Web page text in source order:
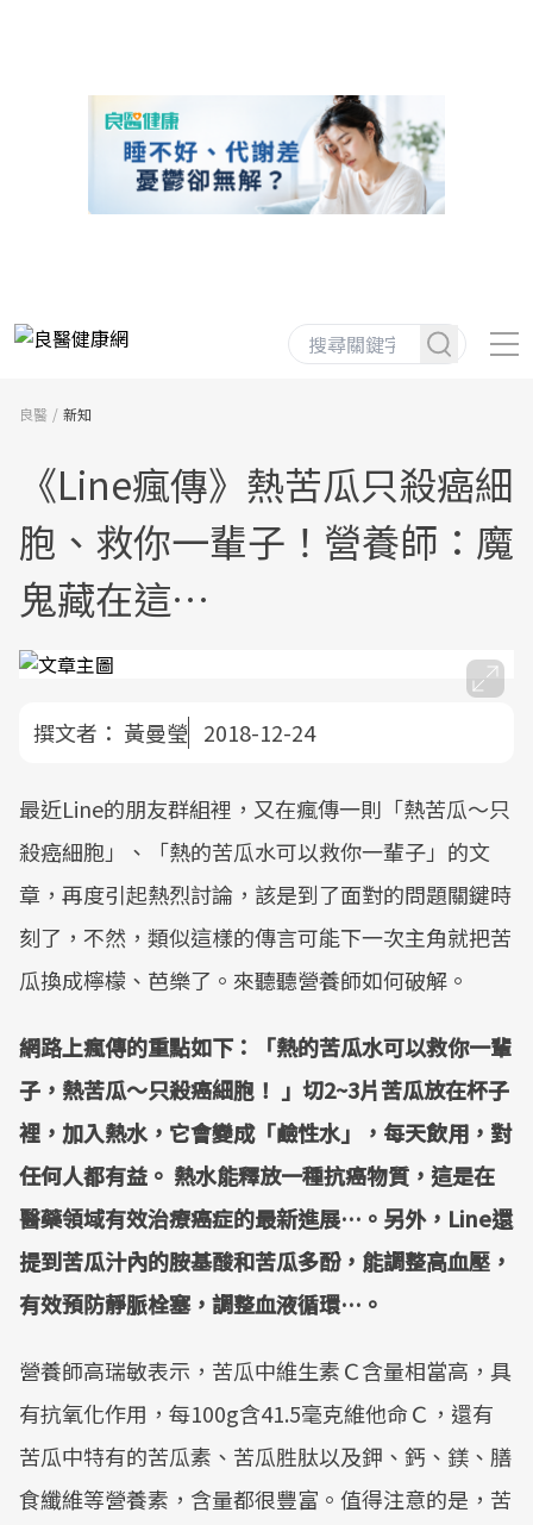
良醫 新知
《Line瘋傳》熱苦瓜只殺癌細
胞、救你一輩子！營養師：魔
鬼藏在這…
撰文者： 黃曼瑩 2018-12-24
最近Line的朋友群組裡，又在瘋傳一則「熱苦瓜～只
殺癌細胞」、「熱的苦瓜水可以救你一輩子」的文
章，再度引起熱烈討論，該是到了面對的問題關鍵時
刻了，不然，類似這樣的傳言可能下一次主角就把苦
瓜換成檸檬、芭樂了。來聽聽營養師如何破解。
網路上瘋傳的重點如下：「熱的苦瓜水可以救你一輩
子，熱苦瓜～只殺癌細胞！ 」切2~3片苦瓜放在杯子
裡，加入熱水，它會變成「鹼性水」，每天飲用，對
任何人都有益。 熱水能釋放一種抗癌物質，這是在
醫藥領域有效治療癌症的最新進展…。另外，Line還
提到苦瓜汁內的胺基酸和苦瓜多酚，能調整高血壓，
有效預防靜脈栓塞，調整血液循環…。
營養師高瑞敏表示，苦瓜中維生素Ｃ含量相當高，具
有抗氧化作用，每100g含41.5毫克維他命Ｃ，還有
苦瓜中特有的苦瓜素、苦瓜胜肽以及鉀、鈣、鎂、膳
食纖維等營養素，含量都很豐富。值得注意的是，苦